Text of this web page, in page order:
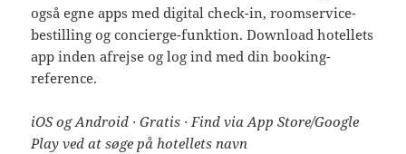
også egne apps med digital check-in, roomservice-
bestilling og concierge-funktion. Download hotellets
app inden afrejse og log ind med din booking-
reference.
iOS og Android · Gratis · Find via App Store/Google
Play ved at søge på hotellets navn